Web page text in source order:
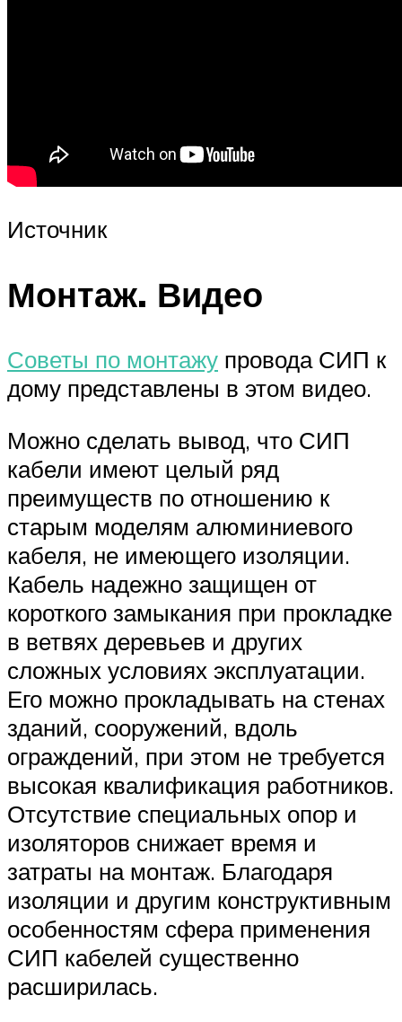
Источник
Монтаж. Видео
Советы по монтажу провода СИП к
дому представлены в этом видео.
Можно сделать вывод, что СИП
кабели имеют целый ряд
преимуществ по отношению к
старым моделям алюминиевого
кабеля, не имеющего изоляции.
Кабель надежно защищен от
короткого замыкания при прокладке
в ветвях деревьев и других
сложных условиях эксплуатации.
Его можно прокладывать на стенах
зданий, сооружений, вдоль
ограждений, при этом не требуется
высокая квалификация работников.
Отсутствие специальных опор и
изоляторов снижает время и
затраты на монтаж. Благодаря
изоляции и другим конструктивным
особенностям сфера применения
СИП кабелей существенно
расширилась.